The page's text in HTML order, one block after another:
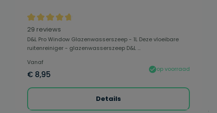
Gemiddelde waardering van 4.84 van 5 sterren
29 reviews
D&L Pro Window Glazenwasserszeep - 1L Deze vloeibare
ruitenreiniger - glazenwasserszeep D&L ...
Vanaf
€ 8,95
op voorraad
Details